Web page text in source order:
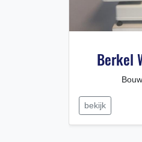
Berkel
bekijk